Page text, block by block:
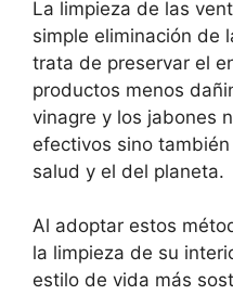
La limpieza de las
simple eliminación de
trata de preservar el
productos menos
vinagre y los jabones
efectivos sino
salud y el del planeta.
Al adoptar estos
la limpieza de su
estilo de vida más